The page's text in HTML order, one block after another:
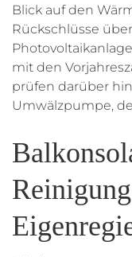
Blick auf den
Rückschlüsse
mit den
prüfen darüber
Umwälzpumpe,